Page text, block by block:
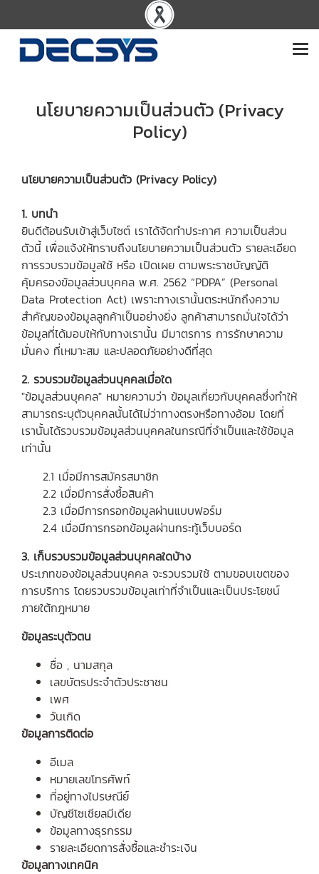
นโยบายความเป็นส่วนตัว (Privacy
Policy)
นโยบายความเป็นส่วนตัว (Privacy Policy)
1. บทนำ
ยินดีต้อนรับเข้าสู่เว็บไซต์ เราได้จัดทำประกาศ ความเป็นส่วน
ตัวนี้ เพื่อแจ้งให้ทราบถึงนโยบายความเป็นส่วนตัว รายละเอียด
การรวบรวมข้อมูลใช้ หรือ เปิดเผย ตามพระราชบัญญัติ
คุ้มครองข้อมูลส่วนบุคคล พ.ศ. 2562 “PDPA” (Personal
Data Protection Act) เพราะทางเรานั้นตระหนักถึงความ
สำคัญของข้อมูลลูกค้าเป็นอย่างยิ่ง ลูกค้าสามารถมั่นใจได้ว่า
ข้อมูลที่ได้มอบให้กับทางเรานั้น มีมาตรการ การรักษาความ
มั่นคง ที่เหมาะสม และปลอดภัยอย่างดีที่สุด
2. รวบรวมข้อมูลส่วนบุคคลเมื่อใด
"ข้อมูลส่วนบุคคล" หมายความว่า ข้อมูลเกี่ยวกับบุคคลซึ่งทำให้
สามารถระบุตัวบุคคลนั้นได้ไม่ว่าทางตรงหรือทางอ้อม โดยที่
เรานั้นได้รวบรวมข้อมูลส่วนบุคคลในกรณีที่จำเป็นและใช้ข้อมูล
เท่านั้น
2.1 เมื่อมีการสมัครสมาชิก
2.2 เมื่อมีการสั่งซื้อสินค้า
2.3 เมื่อมีการกรอกข้อมูลผ่านแบบฟอร์ม
2.4 เมื่อมีการกรอกข้อมูลผ่านกระทู้เว็บบอร์ด
3. เก็บรวบรวมข้อมูลส่วนบุคคลใดบ้าง
ประเภทของข้อมูลส่วนบุคคล จะรวบรวมใช้ ตามขอบเขตของ
การบริการ โดยรวบรวมข้อมูลเท่าที่จำเป็นและเป็นประโยชน์
ภายใต้กฎหมาย
ข้อมูลระบุตัวตน
ชื่อ , นามสกุล
เลขบัตรประจำตัวประชาชน
เพศ
วันเกิด
ข้อมูลการติดต่อ
อีเมล
หมายเลขโทรศัพท์
ที่อยู่ทางไปรษณีย์
บัญชีโซเชียลมีเดีย
ข้อมูลทางธุรกรรม
รายละเอียดการสั่งซื้อและชำระเงิน
ข้อมูลทางเทคนิค